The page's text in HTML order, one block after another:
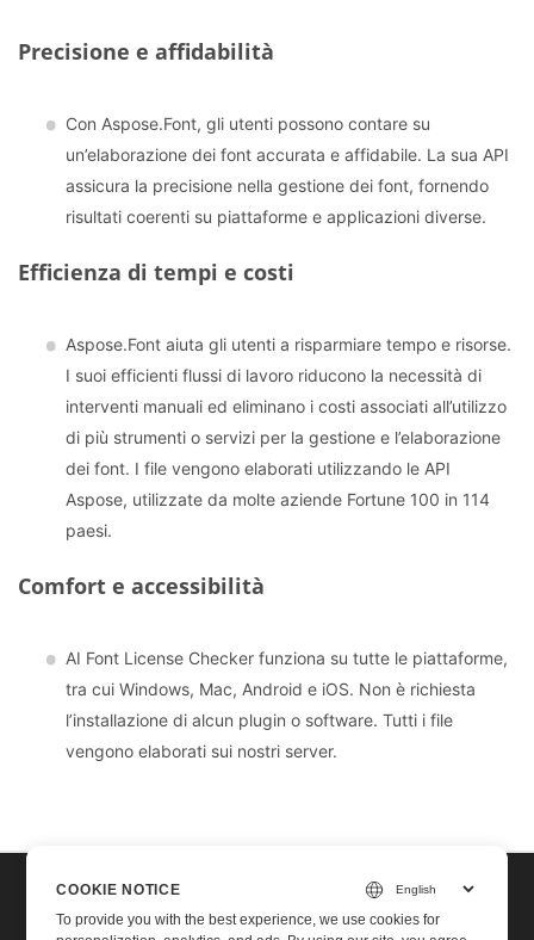
Precisione e affidabilità
Con Aspose.Font, gli utenti possono contare su
un’elaborazione dei font accurata e affidabile. La sua API
assicura la precisione nella gestione dei font, fornendo
risultati coerenti su piattaforme e applicazioni diverse.
Efficienza di tempi e costi
Aspose.Font aiuta gli utenti a risparmiare tempo e risorse.
I suoi efficienti flussi di lavoro riducono la necessità di
interventi manuali ed eliminano i costi associati all’utilizzo
di più strumenti o servizi per la gestione e l’elaborazione
dei font. I file vengono elaborati utilizzando le API
Aspose, utilizzate da molte aziende Fortune 100 in 114
paesi.
Comfort e accessibilità
AI Font License Checker funziona su tutte le piattaforme,
tra cui Windows, Mac, Android e iOS. Non è richiesta
l’installazione di alcun plugin o software. Tutti i file
vengono elaborati sui nostri server.
Contact
COOKIE NOTICE
To provide you with the best experience, we use cookies for